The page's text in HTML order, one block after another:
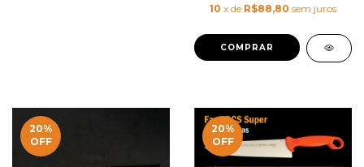
10 x de R$88,80 sem juros
20%
OFF
20%
OFF